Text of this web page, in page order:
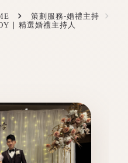
策劃服務-婚禮主持
∣ 精選婚禮主持人